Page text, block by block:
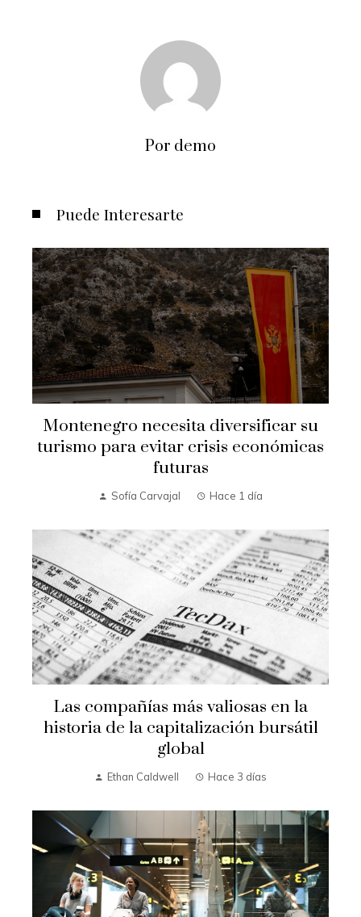
Por demo
Puede Interesarte
Montenegro necesita diversificar su
turismo para evitar crisis económicas
futuras
Sofía Carvajal Hace 1 día
Las compañías más valiosas en la
historia de la capitalización bursátil
global
Ethan Caldwell Hace 3 días